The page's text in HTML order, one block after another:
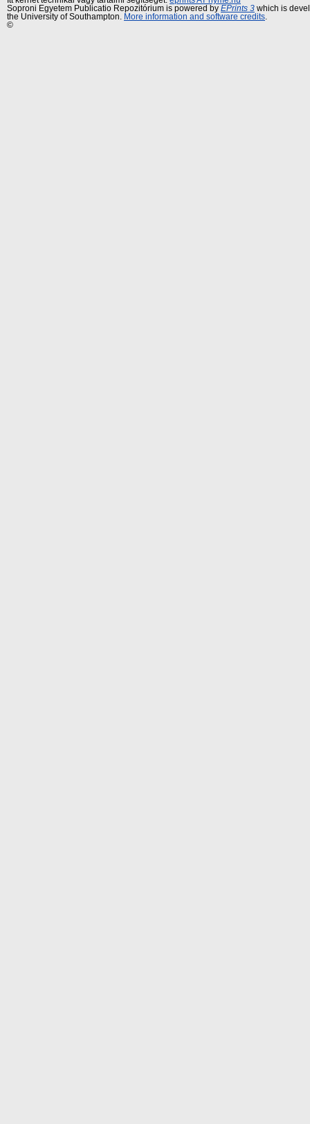
Soproni Egyetem Publicatio Repozitórium is powered by EPrints 3 which is
the University of Southampton.
More information and software credits
©